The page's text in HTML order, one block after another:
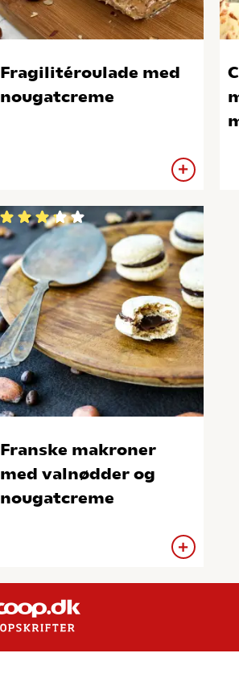
Fragilitéroulade med
nougatcreme
Franske makroner
med valnødder og
nougatcreme